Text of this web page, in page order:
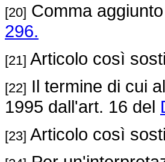
[20] Comma
296.
[21] Articolo così
[22] Il termine di cui
1995 dall'art. 16 del
[23] Articolo così